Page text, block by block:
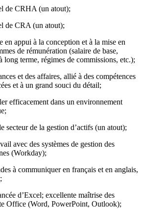
de CRHA (un atout);
de CRA (un atout);
en appui à la conception et à la mise en
de rémunération (salaire de base,
long terme, régimes de commissions, etc.);
et des affaires, allié à des compétences
et à un grand souci du détail;
efficacement dans un environnement
secteur de la gestion d’actifs (un atout);
avec des systèmes de gestion des
(Workday);
à communiquer en français et en anglais,
d’Excel; excellente maîtrise des
Office (Word, PowerPoint, Outlook);